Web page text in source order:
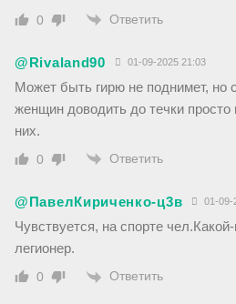
0 Ответить
@Rivaland90 01-09-2025 21:03
Может быть гирю не поднимет, но
женщин доводить до течки
них.
0 Ответить
@ПавелКириченко-ц3в 01-09-
Чувствуется, на спорте
легионер.
0 Ответить